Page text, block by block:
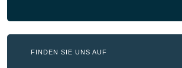
FINDEN SIE UNS AUF